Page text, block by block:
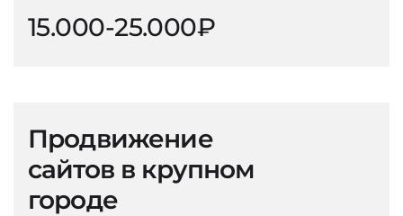
15.000-25.000₽
Продвижение
сайтов в крупном
городе